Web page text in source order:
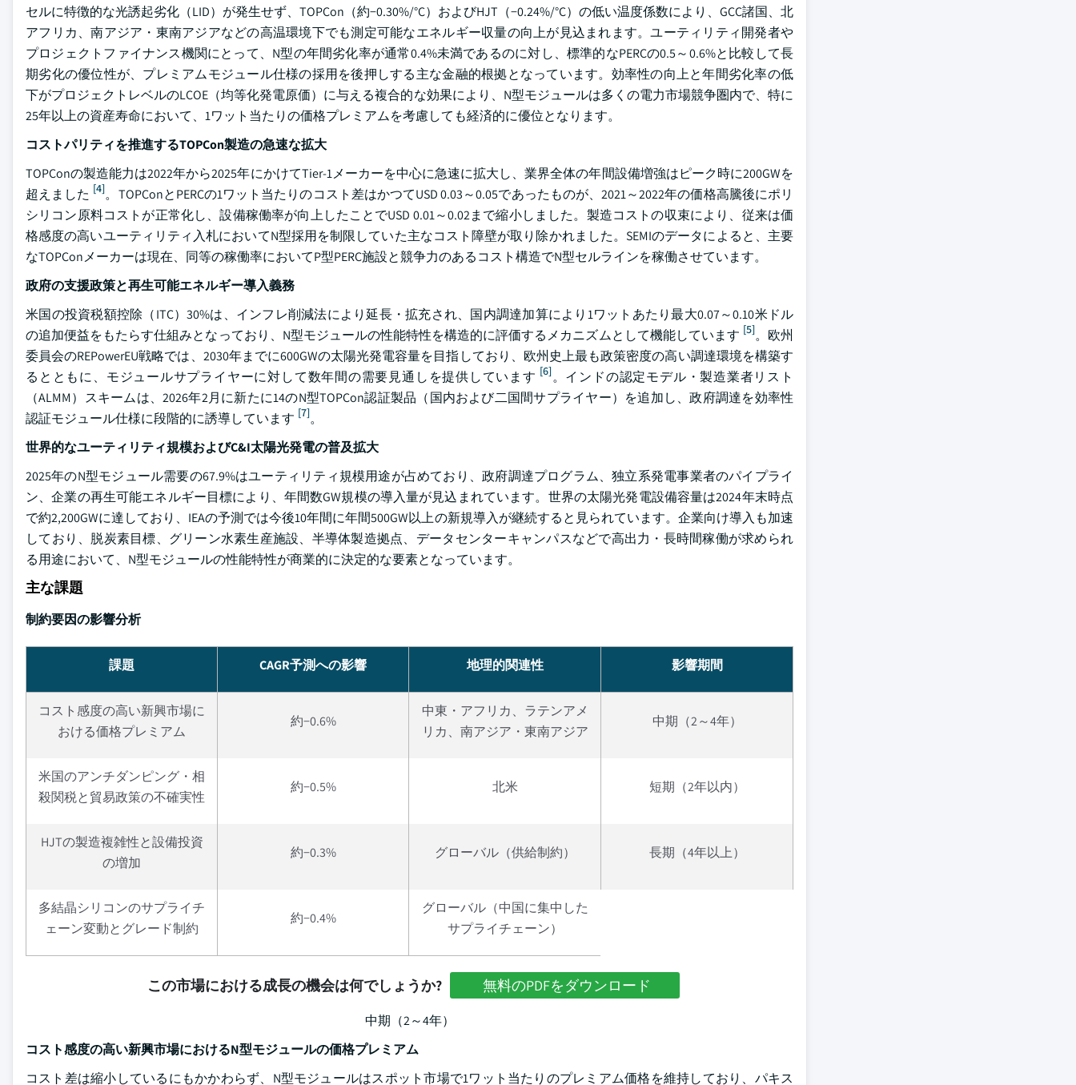
セルに特徴的な光誘起劣化（LID）が発生せず、TOPCon（約−0.30%/°C）およびHJT（−0.24%/°C）の低い温度係数により、GCC諸国、北
アフリカ、南アジア・東南アジアなどの高温環境下でも測定可能なエネルギー収量の向上が見込まれます。ユーティリティ開発者や
プロジェクトファイナンス機関にとって、N型の年間劣化率が通常0.4%未満であるのに対し、標準的なPERCの0.5～0.6%と比較して長
期劣化の優位性が、プレミアムモジュール仕様の採用を後押しする主な金融的根拠となっています。効率性の向上と年間劣化率の低
下がプロジェクトレベルのLCOE（均等化発電原価）に与える複合的な効果により、N型モジュールは多くの電力市場競争圏内で、特に
25年以上の資産寿命において、1ワット当たりの価格プレミアムを考慮しても経済的に優位となります。
コストパリティを推進するTOPCon製造の急速な拡大
TOPConの製造能力は2022年から2025年にかけてTier-1メーカーを中心に急速に拡大し、業界全体の年間設備増強はピーク時に200GWを
超えました [4]。TOPConとPERCの1ワット当たりのコスト差はかつてUSD 0.03～0.05であったものが、2021～2022年の価格高騰後にポリ
シリコン原料コストが正常化し、設備稼働率が向上したことでUSD 0.01～0.02まで縮小しました。製造コストの収束により、従来は価
格感度の高いユーティリティ入札においてN型採用を制限していた主なコスト障壁が取り除かれました。SEMIのデータによると、主要
なTOPConメーカーは現在、同等の稼働率においてP型PERC施設と競争力のあるコスト構造でN型セルラインを稼働させています。
政府の支援政策と再生可能エネルギー導入義務
米国の投資税額控除（ITC）30%は、インフレ削減法により延長・拡充され、国内調達加算により1ワットあたり最大0.07～0.10米ドル
の追加便益をもたらす仕組みとなっており、N型モジュールの性能特性を構造的に評価するメカニズムとして機能しています [5]。欧州
委員会のREPowerEU戦略では、2030年までに600GWの太陽光発電容量を目指しており、欧州史上最も政策密度の高い調達環境を構築す
るとともに、モジュールサプライヤーに対して数年間の需要見通しを提供しています [6]。インドの認定モデル・製造業者リスト
（ALMM）スキームは、2026年2月に新たに14のN型TOPCon認証製品（国内および二国間サプライヤー）を追加し、政府調達を効率性
認証モジュール仕様に段階的に誘導しています [7]。
世界的なユーティリティ規模およびC&I太陽光発電の普及拡大
2025年のN型モジュール需要の67.9%はユーティリティ規模用途が占めており、政府調達プログラム、独立系発電事業者のパイプライ
ン、企業の再生可能エネルギー目標により、年間数GW規模の導入量が見込まれています。世界の太陽光発電設備容量は2024年末時点
で約2,200GWに達しており、IEAの予測では今後10年間に年間500GW以上の新規導入が継続すると見られています。企業向け導入も加速
しており、脱炭素目標、グリーン水素生産施設、半導体製造拠点、データセンターキャンパスなどで高出力・長時間稼働が求められ
る用途において、N型モジュールの性能特性が商業的に決定的な要素となっています。
主な課題
制約要因の影響分析
課題 CAGR予測への影響 地理的関連性 影響期間
コスト感度の高い新興市場に
おける価格プレミアム
約−0.6%
中東・アフリカ、ラテンアメ
リカ、南アジア・東南アジア
中期（2～4年）
米国のアンチダンピング・相
殺関税と貿易政策の不確実性
約−0.5% 北米 短期（2年以内）
HJTの製造複雑性と設備投資
の増加
約−0.3% グローバル（供給制約） 長期（4年以上）
多結晶シリコンのサプライチ
ェーン変動とグレード制約
約−0.4%
グローバル（中国に集中した
サプライチェーン）
この市場における成長の機会は何でしょうか? 無料のPDFをダウンロード
中期（2～4年）
コスト感度の高い新興市場におけるN型モジュールの価格プレミアム
コスト差は縮小しているにもかかわらず、N型モジュールはスポット市場で1ワット当たりのプレミアム価格を維持しており、パキス